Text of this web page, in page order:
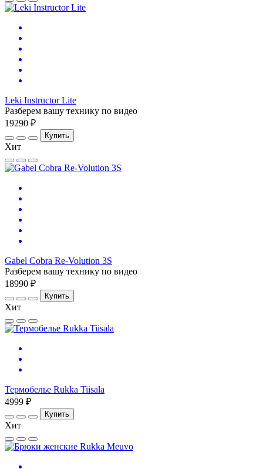
Leki Instructor Lite
Разберем вашу технику по видео
19290 ₽
Купить
Хит
Gabel Cobra Re-Volution 3S
Разберем вашу технику по видео
18990 ₽
Купить
Хит
Термобелье Rukka Tiisala
4999 ₽
Купить
Хит